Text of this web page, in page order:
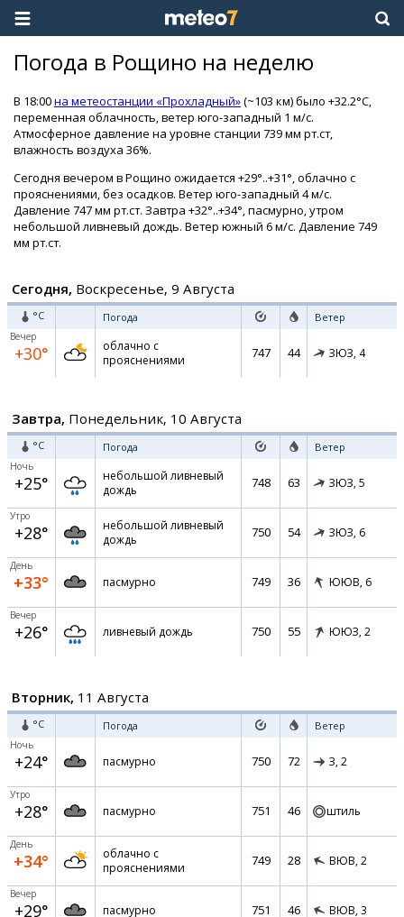
Погода в Рощино на неделю
В 18:00на метеостанции «Прохладный»(~103 км) было +32.2°C,
переменная облачность, ветер юго-западный 1 м/с.
Атмосферное давление на уровне станции 739 мм рт.ст,
влажность воздуха 36%.
Сегодня вечером в Рощино ожидается +29°..+31°, облачно с
прояснениями, без осадков. Ветер юго-западный 4 м/с.
Давление 747 мм рт.ст. Завтра +32°..+34°, пасмурно, утром
небольшой ливневый дождь. Ветер южный 6 м/с. Давление 749
мм рт.ст.
Сегодня, Воскресенье, 9 Августа
°C Погода Ветер
Вечер
+30°
облачно с
прояснениями
747 44 ЗЮЗ, 4
Завтра, Понедельник, 10 Августа
°C Погода Ветер
Ночь
+25°
небольшой ливневый
дождь
748 63 ЗЮЗ, 5
Утро
+28°
небольшой ливневый
дождь
750 54 ЗЮЗ, 6
День
+33° пасмурно 749 36 ЮЮВ, 6
Вечер
+26° ливневый дождь 750 55 ЮЮЗ, 2
Вторник, 11 Августа
°C Погода Ветер
Ночь
+24° пасмурно 750 72 З, 2
Утро
+28° пасмурно 751 46 штиль
День
+34°
облачно с
прояснениями
749 28 ВЮВ, 2
Вечер
+29° пасмурно 751 46 ВЮВ, 3